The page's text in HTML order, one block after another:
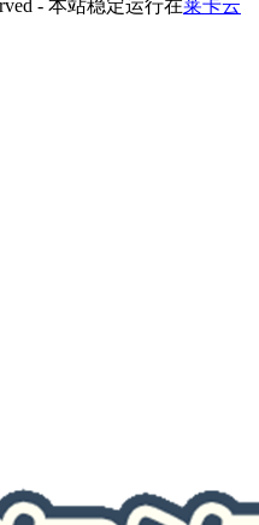
- 本站稳定运行在莱卡云